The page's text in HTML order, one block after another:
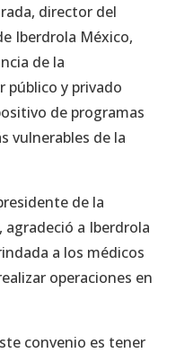
director del
Iberdrola México,
de la
público y privado
de programas
vulnerables de la
de la
a Iberdrola
a los médicos
operaciones en
convenio es tener